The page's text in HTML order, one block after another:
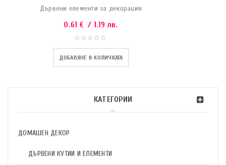
КАТЕГОРИИ
ДОМАШЕН ДЕКОР
ДЪРВЕНИ КУТИИ И ЕЛЕМЕНТИ
Дървени елементи за декорация
0.61 € / 1.19 лв.
ДОБАВЯНЕ В КОЛИЧКАТА